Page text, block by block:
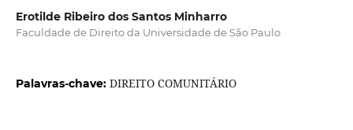
Erotilde Ribeiro dos Santos Minharro
Faculdade de Direito da Universidade de São Paulo
Palavras-chave: DIREITO COMUNITÁRIO